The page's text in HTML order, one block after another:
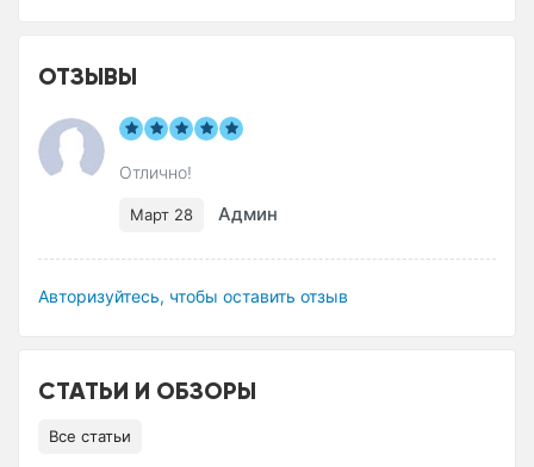
ОТЗЫВЫ
Отлично!
Март 28 Админ
Авторизуйтесь, чтобы оставить отзыв
СТАТЬИ И ОБЗОРЫ
Все статьи